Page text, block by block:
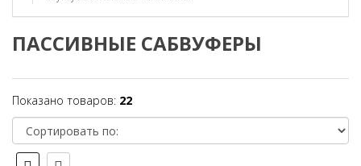
ПАССИВНЫЕ САБВУФЕРЫ
Показано товаров: 22